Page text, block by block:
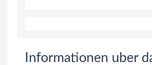
Informationen uber